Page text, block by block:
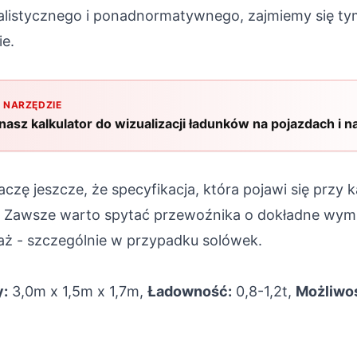
i ponadnormatywnego, zajmiemy się
NARZĘDZIE
kalkulator do wizualizacji ładunków na pojazdach i
jeszcze, że specyfikacja, która pojawi się przy
warto spytać przewoźnika o dokładne
- szczególnie w przypadku solówek.
3,0m x 1,5m x 1,7m, Ładowność: 0,8-1,2t,